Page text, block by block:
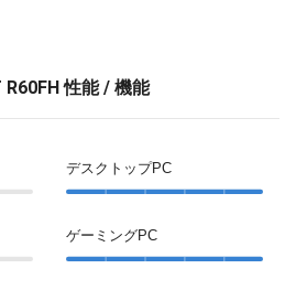
性能 / 機能
デスクトップPC
ゲーミングPC